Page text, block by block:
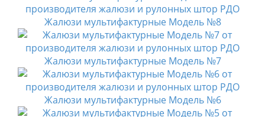
Жалюзи мультифактурные Модель №8
Жалюзи мультифактурные Модель №7
Жалюзи мультифактурные Модель №6